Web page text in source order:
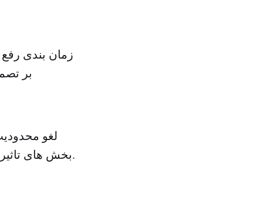
زمان بندی
بر
لغو
بخش های تاثیرگذار در معاملات بین المللی و و سرنوشت ساز برای کشور ایران هستند.